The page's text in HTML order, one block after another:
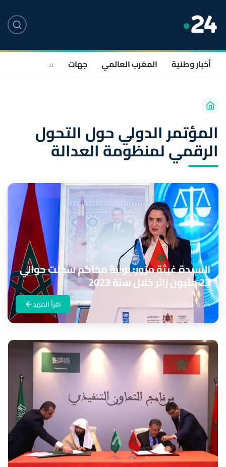
أخبار وطنية المغرب العالمي جهات سياسة
المؤتمر الدولي حول التحول
الرقمي لمنظومة العدالة
السيدة غيثة مزور: بوابة محاكم سجلت حوالي
23 مليون زائر خلال سنة 2023
Maroc24 اقرأ المزيد